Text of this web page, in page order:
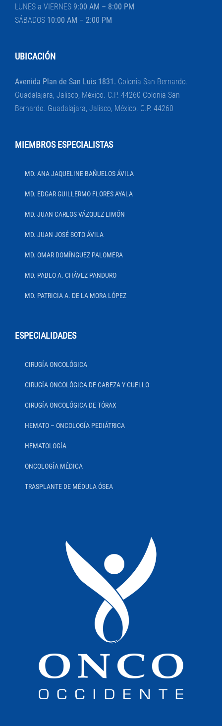
LUNES a VIERNES 9:00 AM – 8:00 PM
SÁBADOS 10:00 AM – 2:00 PM
UBICACIÓN
Avenida Plan de San Luis 1831. Colonia San Bernardo.
Guadalajara, Jalisco, México. C.P. 44260 Colonia San
Bernardo. Guadalajara, Jalisco, México. C.P. 44260
MIEMBROS ESPECIALISTAS
MD. ANA JAQUELINE BAÑUELOS ÁVILA
MD. EDGAR GUILLERMO FLORES AYALA
MD. JUAN CARLOS VÁZQUEZ LIMÓN
MD. JUAN JOSÉ SOTO ÁVILA
MD. OMAR DOMÍNGUEZ PALOMERA
MD. PABLO A. CHÁVEZ PANDURO
MD. PATRICIA A. DE LA MORA LÓPEZ
ESPECIALIDADES
CIRUGÍA ONCOLÓGICA
CIRUGÍA ONCOLÓGICA DE CABEZA Y CUELLO
CIRUGÍA ONCOLÓGICA DE TÓRAX
HEMATO – ONCOLOGÍA PEDIÁTRICA
HEMATOLOGÍA
ONCOLOGÍA MÉDICA
TRASPLANTE DE MÉDULA ÓSEA